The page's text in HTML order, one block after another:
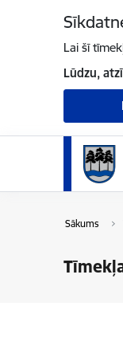
Lai šī
Lūdzu,
Sākums